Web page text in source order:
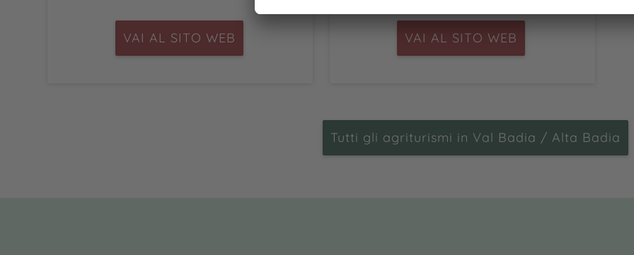
VAI AL SITO WEB VAI AL SITO WEB
Tutti gli agriturismi in Val Badia / Alta Badia